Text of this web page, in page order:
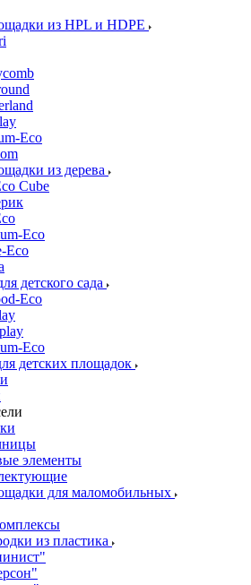
из HPL и HDPE
Eco
из дерева
Cube
Еco
Eco
детского сада
Eco
Еco
детских площадок
элементы
для маломобильных
из пластика